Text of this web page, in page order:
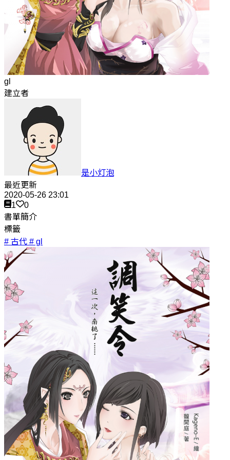
gl
建立者
是小灯泡
最近更新
2020-05-26 23:01
1
0
書單簡介
標籤
# 古代 # gl